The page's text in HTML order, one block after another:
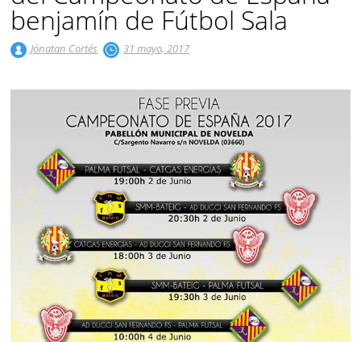
benjamín de Fútbol Sala
Jónatan Cortés 31 mayo, 2017